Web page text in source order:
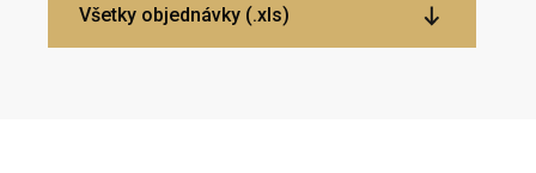
Všetky objednávky (.xls)